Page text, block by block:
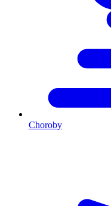
Choroby